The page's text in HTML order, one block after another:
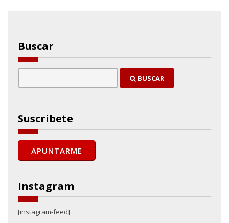
Buscar
BUSCAR
Suscribete
Instagram
[instagram-feed]